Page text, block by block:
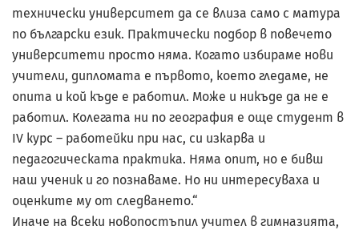
технически университет да се влиза само с матура
по български език. Практически подбор в повечето
университети просто няма. Когато избираме нови
учители, дипломата е първото, което гледаме, не
опита и кой къде е работил. Може и никъде да не е
работил. Колегата ни по география е още студент в
IV курс – работейки при нас, си изкарва и
педагогическата практика. Няма опит, но е бивш
наш ученик и го познаваме. Но ни интересуваха и
оценките му от следването.“
Иначе на всеки новопостъпил учител в гимназията,